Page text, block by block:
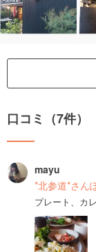
口コミ（7件）
mayu
*北参道*さん
プレート、カ